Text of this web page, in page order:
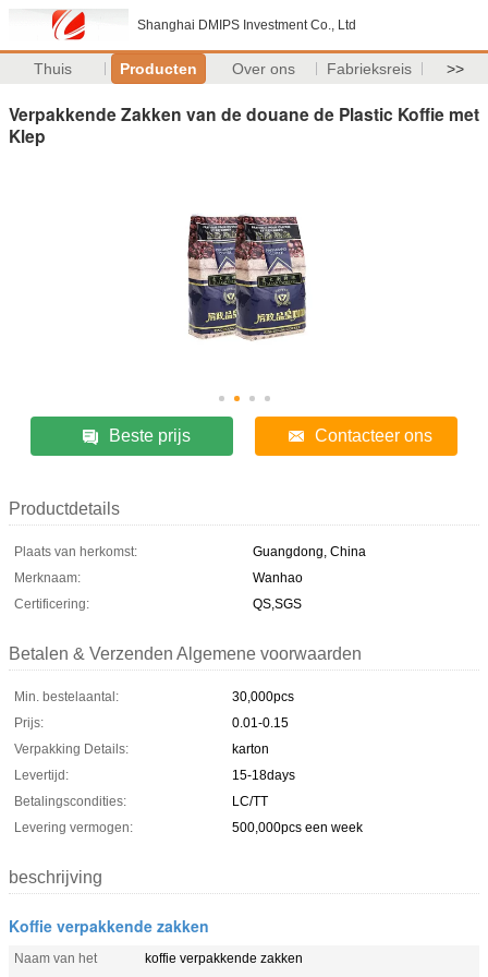
Shanghai DMIPS Investment Co., Ltd
Thuis Producten Over ons Fabrieksreis >>
Verpakkende Zakken van de douane de Plastic Koffie met
Klep
Beste prijs Contacteer ons
Productdetails
Plaats van herkomst:
Guangdong, China
Merknaam:
Wanhao
Certificering:
QS,SGS
Betalen & Verzenden Algemene voorwaarden
Min. bestelaantal:
30,000pcs
Prijs:
0.01-0.15
Verpakking Details:
karton
Levertijd:
15-18days
Betalingscondities:
LC/TT
Levering vermogen:
500,000pcs een week
beschrijving
Koffie verpakkende zakken
Naam van het
koffie verpakkende zakken